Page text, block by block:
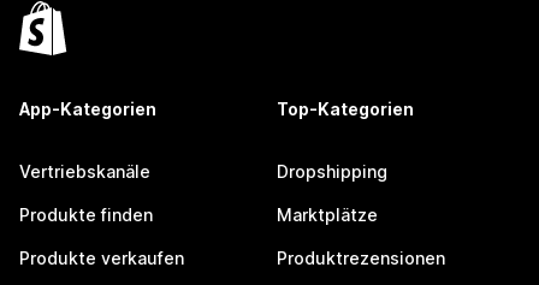
App-Kategorien
Vertriebskanäle
Produkte finden
Produkte verkaufen
Top-Kategorien
Dropshipping
Marktplätze
Produktrezensionen